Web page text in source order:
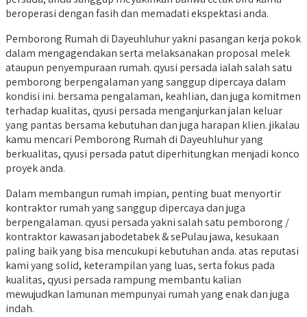
beroperasi dengan fasih dan memadati ekspektasi anda.
Pemborong Rumah di Dayeuhluhur yakni pasangan kerja pokok
dalam mengagendakan serta melaksanakan proposal melek
ataupun penyempuraan rumah. qyusi persada ialah salah satu
pemborong berpengalaman yang sanggup dipercaya dalam
kondisi ini. bersama pengalaman, keahlian, dan juga komitmen
terhadap kualitas, qyusi persada menganjurkan jalan keluar
yang pantas bersama kebutuhan dan juga harapan klien. jikalau
kamu mencari Pemborong Rumah di Dayeuhluhur yang
berkualitas, qyusi persada patut diperhitungkan menjadi konco
proyek anda.
Dalam membangun rumah impian, penting buat menyortir
kontraktor rumah yang sanggup dipercaya dan juga
berpengalaman. qyusi persada yakni salah satu pemborong /
kontraktor kawasan jabodetabek & sePulau jawa, kesukaan
paling baik yang bisa mencukupi kebutuhan anda. atas reputasi
kami yang solid, keterampilan yang luas, serta fokus pada
kualitas, qyusi persada rampung membantu kalian
mewujudkan lamunan mempunyai rumah yang enak dan juga
indah.